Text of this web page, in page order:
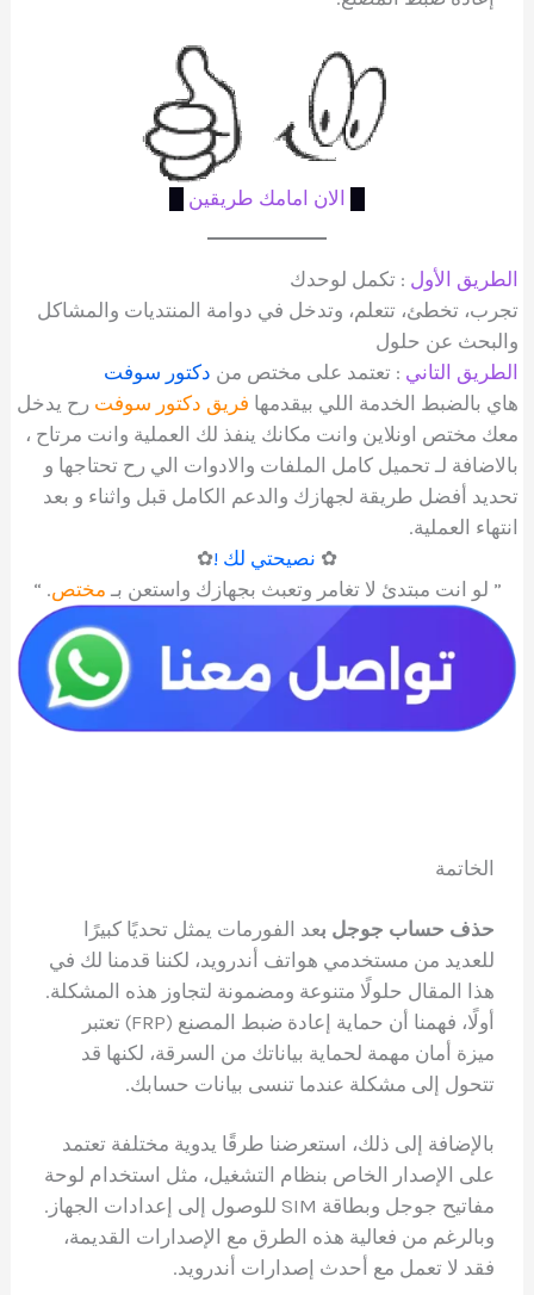
الان امامك طريقين
الطريق الأول : تكمل لوحدك
تجرب، تخطئ، تتعلم، وتدخل في دوامة المنتديات والمشاكل
والبحث عن حلول
الطريق التاني : تعتمد على مختص من دكتور سوفت
هاي بالضبط الخدمة اللي بيقدمها فريق دكتور سوفت رح يدخل
معك مختص اونلاين وانت مكانك ينفذ لك العملية وانت مرتاح ،
بالاضافة لـ تحميل كامل الملفات والادوات الي رح تحتاجها و
تحديد أفضل طريقة لجهازك والدعم الكامل قبل واثناء و بعد
انتهاء العملية.
✿ نصيحتي لك !✿
” لو انت مبتدئ لا تغامر وتعبث بجهازك واستعن بـ مختص. “
الخاتمة
حذف حساب جوجل بعد الفورمات يمثل تحديًا كبيرًا
للعديد من مستخدمي هواتف أندرويد، لكننا قدمنا لك في
هذا المقال حلولًا متنوعة ومضمونة لتجاوز هذه المشكلة.
أولًا، فهمنا أن حماية إعادة ضبط المصنع (FRP) تعتبر
ميزة أمان مهمة لحماية بياناتك من السرقة، لكنها قد
تتحول إلى مشكلة عندما تنسى بيانات حسابك.
بالإضافة إلى ذلك، استعرضنا طرقًا يدوية مختلفة تعتمد
على الإصدار الخاص بنظام التشغيل، مثل استخدام لوحة
مفاتيح جوجل وبطاقة SIM للوصول إلى إعدادات الجهاز.
وبالرغم من فعالية هذه الطرق مع الإصدارات القديمة،
فقد لا تعمل مع أحدث إصدارات أندرويد.